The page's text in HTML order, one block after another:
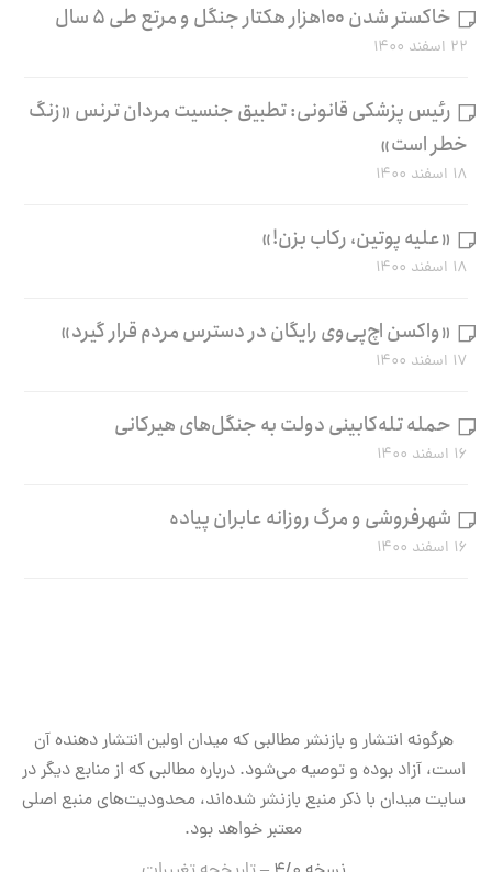
خاکستر شدن ۱۰۰هزار هکتار جنگل و مرتع طی ۵ سال
۲۲ اسفند ۱۴۰۰
رئیس پزشکی قانونی: تطبیق جنسیت مردان ترنس «زنگ
خطر است»
۱۸ اسفند ۱۴۰۰
«علیه پوتین، رکاب بزن!»
۱۸ اسفند ۱۴۰۰
«واکسن اچ‌پی‌وی رایگان در دسترس مردم قرار گیرد»
۱۷ اسفند ۱۴۰۰
حمله تله‌کابینی دولت به جنگل‌های هیرکانی
۱۶ اسفند ۱۴۰۰
شهرفروشی و مرگ روزانه عابران پیاده
۱۶ اسفند ۱۴۰۰
هرگونه انتشار و بازنشر مطالبی که میدان اولین انتشار دهنده آن
است، آزاد بوده و توصیه می‌شود. درباره مطالبی که از منابع دیگر در
سایت میدان با ذکر منبع بازنشر شده‌اند، محدودیت‌های منبع اصلی
معتبر خواهد بود.